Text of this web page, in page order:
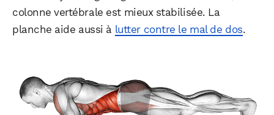
colonne vertébrale est mieux stabilisée. La
planche aide aussi à lutter contre le mal de dos.